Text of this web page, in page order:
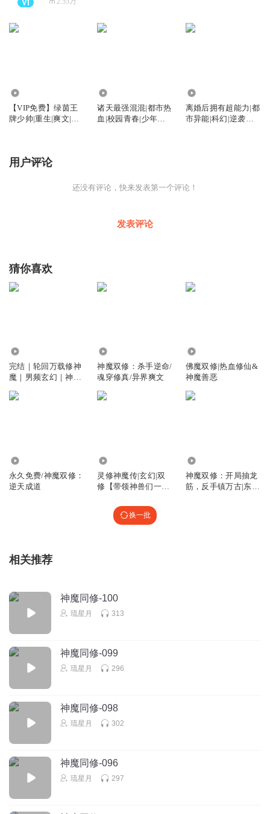
【VIP免费】绿茵王
牌少帅|重生|爽文|逆
诸天最强混混|都市热
血|校园青春|少年逆
离婚后拥有超能力|都
市异能|科幻|逆袭爽
用户评论
还没有评论，快来发表第一个评论！
发表评论
猜你喜欢
完结｜轮回万载修神
魔｜男频玄幻｜神魔
神魔双修：杀手逆命/
魂穿修真/异界爽文
佛魔双修|热血修仙&
神魔善恶
永久免费/神魔双修：
逆天成道
灵修神魔传|玄幻|双
修【带领神兽们一路
神魔双修：开局抽龙
筋，反手镇万古|东方
换一批
相关推荐
神魔同修-100
琉星月 313
神魔同修-099
琉星月 296
神魔同修-098
琉星月 302
神魔同修-096
琉星月 297